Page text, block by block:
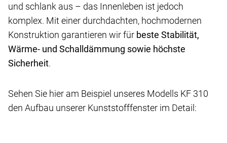
und schlank aus – das Innenleben ist jedoch
komplex. Mit einer durchdachten, hochmodernen
Konstruktion garantieren wir für beste Stabilität,
Wärme- und Schalldämmung sowie höchste
Sicherheit.
Sehen Sie hier am Beispiel unseres Modells KF 310
den Aufbau unserer Kunststofffenster im Detail: